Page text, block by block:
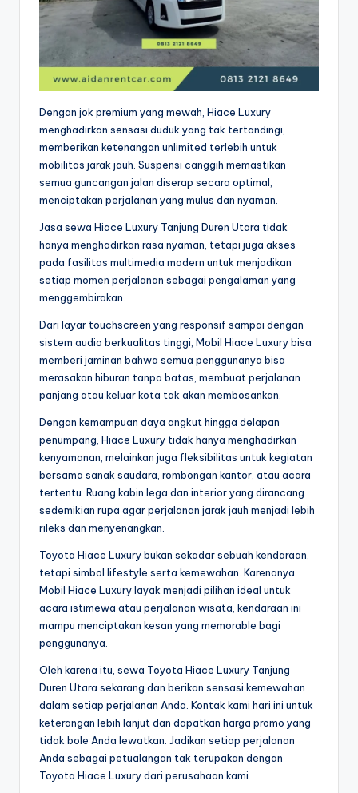
Dengan jok premium yang mewah, Hiace Luxury
menghadirkan sensasi duduk yang tak tertandingi,
memberikan ketenangan unlimited terlebih untuk
mobilitas jarak jauh. Suspensi canggih memastikan
semua guncangan jalan diserap secara optimal,
menciptakan perjalanan yang mulus dan nyaman.
Jasa sewa Hiace Luxury Tanjung Duren Utara tidak
hanya menghadirkan rasa nyaman, tetapi juga akses
pada fasilitas multimedia modern untuk menjadikan
setiap momen perjalanan sebagai pengalaman yang
menggembirakan.
Dari layar touchscreen yang responsif sampai dengan
sistem audio berkualitas tinggi, Mobil Hiace Luxury bisa
memberi jaminan bahwa semua penggunanya bisa
merasakan hiburan tanpa batas, membuat perjalanan
panjang atau keluar kota tak akan membosankan.
Dengan kemampuan daya angkut hingga delapan
penumpang, Hiace Luxury tidak hanya menghadirkan
kenyamanan, melainkan juga fleksibilitas untuk kegiatan
bersama sanak saudara, rombongan kantor, atau acara
tertentu. Ruang kabin lega dan interior yang dirancang
sedemikian rupa agar perjalanan jarak jauh menjadi lebih
rileks dan menyenangkan.
Toyota Hiace Luxury bukan sekadar sebuah kendaraan,
tetapi simbol lifestyle serta kemewahan. Karenanya
Mobil Hiace Luxury layak menjadi pilihan ideal untuk
acara istimewa atau perjalanan wisata, kendaraan ini
mampu menciptakan kesan yang memorable bagi
penggunanya.
Oleh karena itu, sewa Toyota Hiace Luxury Tanjung
Duren Utara sekarang dan berikan sensasi kemewahan
dalam setiap perjalanan Anda. Kontak kami hari ini untuk
keterangan lebih lanjut dan dapatkan harga promo yang
tidak bole Anda lewatkan. Jadikan setiap perjalanan
Anda sebagai petualangan tak terupakan dengan
Toyota Hiace Luxury dari perusahaan kami.